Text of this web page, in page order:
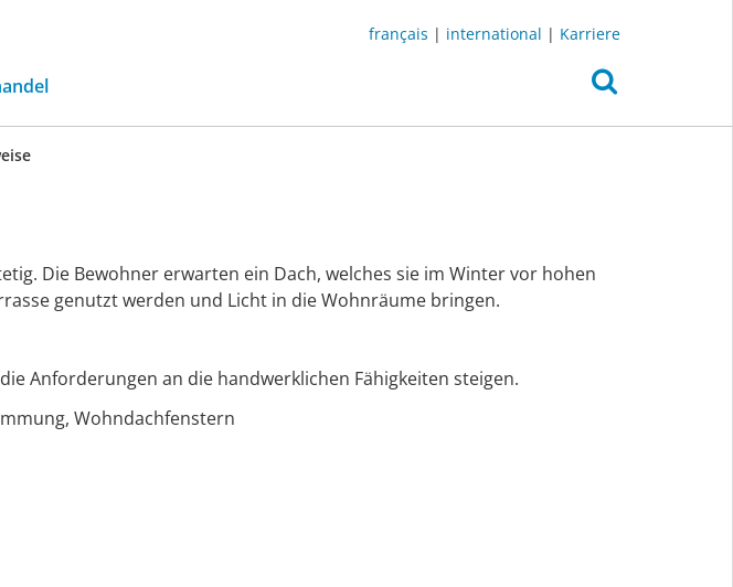
français | international | Karriere
Die Bewohner erwarten ein Dach, welches sie im Winter vor hohen
genutzt werden und Licht in die Wohnräume bringen.
Anforderungen an die handwerklichen Fähigkeiten steigen.
Wohndachfenstern